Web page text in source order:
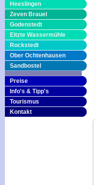
Heeslingen
Zeven Brauel
Godenstedt
Eitzte Wassermühle
Rockstedt
Ober Ochtenhausen
Sandbostel
Preise
Info's & Tipp's
Tourismus
Kontakt